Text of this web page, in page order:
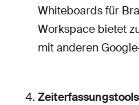
Whiteboards für
Workspace bietet
mit anderen